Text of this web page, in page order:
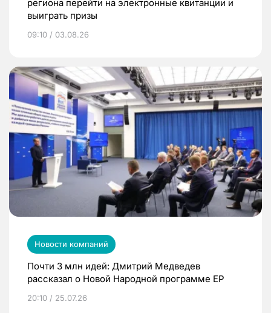
региона перейти на электронные квитанции и
выиграть призы
09:10 / 03.08.26
Новости компаний
Почти 3 млн идей: Дмитрий Медведев
рассказал о Новой Народной программе ЕР
20:10 / 25.07.26